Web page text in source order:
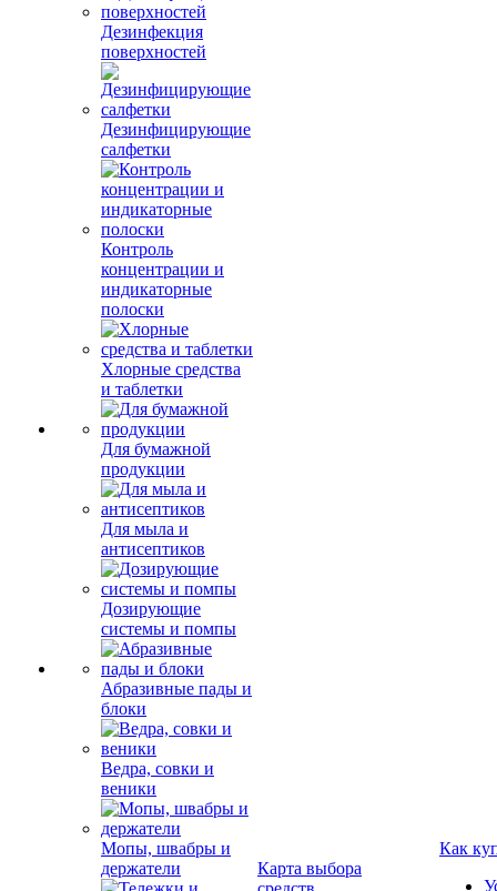
Дезинфекция
поверхностей
Дезинфицирующие
салфетки
Контроль
концентрации и
индикаторные
полоски
Хлорные средства
и таблетки
Для бумажной
продукции
Для мыла и
антисептиков
Дозирующие
системы и помпы
Абразивные пады и
блоки
Ведра, совки и
веники
Мопы, швабры и
держатели
Карта выбора
Как